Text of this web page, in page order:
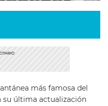
más famosa del
su última actualización